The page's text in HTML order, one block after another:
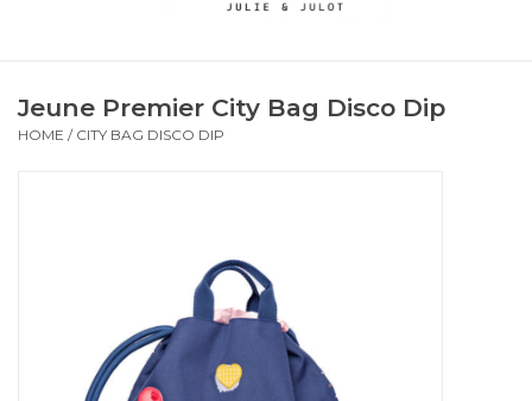
Schoenen
Cadeaubonnen
Jeune Premier City Bag Disco Dip
HOME / CITY BAG DISCO DIP